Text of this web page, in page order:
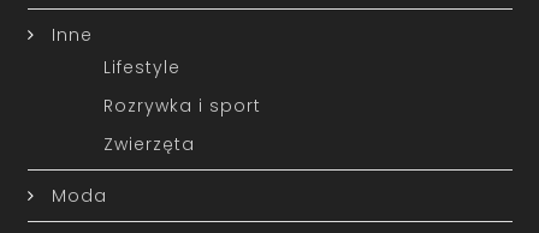
Inne
Lifestyle
Rozrywka i sport
Zwierzęta
Moda